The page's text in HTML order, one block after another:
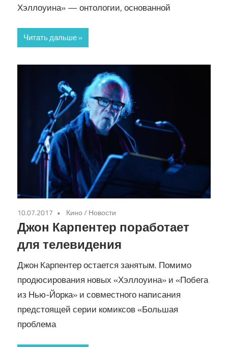
Хэллоуина» — онтологии, основанной
Читать дальше
10.07.2017 Кино/ Новости
Джон Карпентер поработает
для телевидения
Джон Карпентер остается занятым. Помимо
продюсирования новых «Хэллоуина» и «Побега
из Нью-Йорка» и совместного написания
предстоящей серии комиксов «Большая
проблема